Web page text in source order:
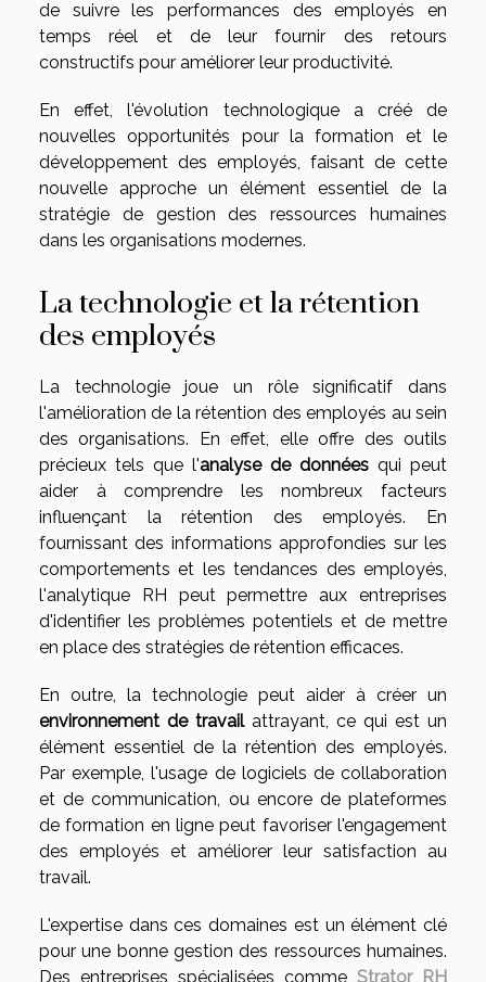
de suivre les performances des employés en
temps réel et de leur fournir des retours
constructifs pour améliorer leur productivité.
En effet, l'évolution technologique a créé de
nouvelles opportunités pour la formation et le
développement des employés, faisant de cette
nouvelle approche un élément essentiel de la
stratégie de gestion des ressources humaines
dans les organisations modernes.
La technologie et la rétention
des employés
La technologie joue un rôle significatif dans
l'amélioration de la rétention des employés au sein
des organisations. En effet, elle offre des outils
précieux tels que l'analyse de données qui peut
aider à comprendre les nombreux facteurs
influençant la rétention des employés. En
fournissant des informations approfondies sur les
comportements et les tendances des employés,
l'analytique RH peut permettre aux entreprises
d'identifier les problèmes potentiels et de mettre
en place des stratégies de rétention efficaces.
En outre, la technologie peut aider à créer un
environnement de travailattrayant, ce qui est un
élément essentiel de la rétention des employés.
Par exemple, l'usage de logiciels de collaboration
et de communication, ou encore de plateformes
de formation en ligne peut favoriser l'engagement
des employés et améliorer leur satisfaction au
travail.
L'expertise dans ces domaines est un élément clé
pour une bonne gestion des ressources humaines.
Des entreprises spécialisées comme Strator RH